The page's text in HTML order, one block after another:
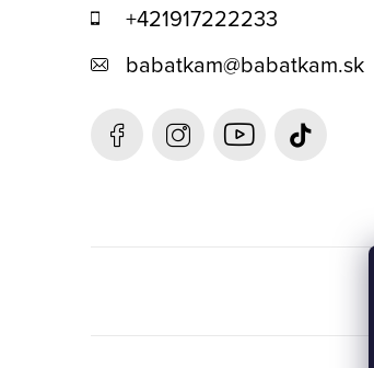
+421917222233
babatkam@babatkam.sk